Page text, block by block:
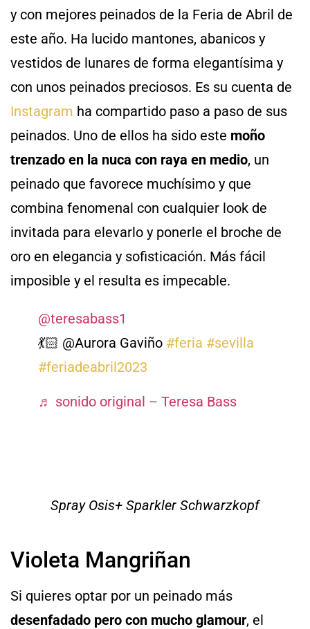
y con mejores peinados de la Feria de Abril de
este año. Ha lucido mantones, abanicos y
vestidos de lunares de forma elegantísima y
con unos peinados preciosos. Es su cuenta de
Instagram ha compartido paso a paso de sus
peinados. Uno de ellos ha sido este moño
trenzado en la nuca con raya en medio, un
peinado que favorece muchísimo y que
combina fenomenal con cualquier look de
invitada para elevarlo y ponerle el broche de
oro en elegancia y sofisticación. Más fácil
imposible y el resulta es impecable.
@teresabass1
💃🏻 @Aurora Gaviño #feria #sevilla
#feriadeabril2023
♬ sonido original – Teresa Bass
Spray Osis+ Sparkler Schwarzkopf
Violeta Mangriñan
Si quieres optar por un peinado más
desenfadado pero con mucho glamour, el